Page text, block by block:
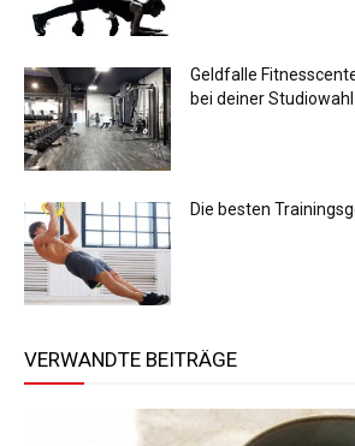
Geldfalle
bei deiner
Die besten
VERWANDTE BEITRÄGE